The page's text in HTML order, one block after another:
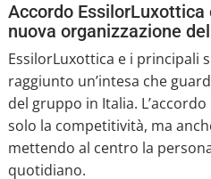
Accordo
nuova organizzazione
EssilorLuxottica e i principali
raggiunto un’intesa che
del gruppo in Italia.
solo la competitività, ma
mettendo al centro la
quotidiano.